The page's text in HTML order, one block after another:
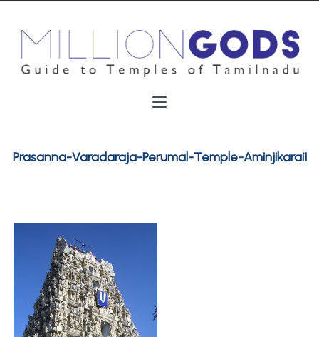
Prasanna-Varadaraja-Perumal-Temple-Aminjikarai1